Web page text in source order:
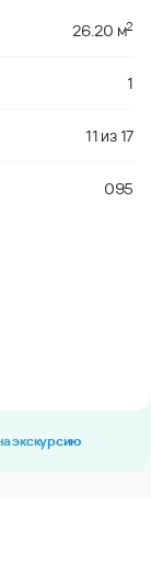
26.20 м2
1
11 из17
095
экскурсию